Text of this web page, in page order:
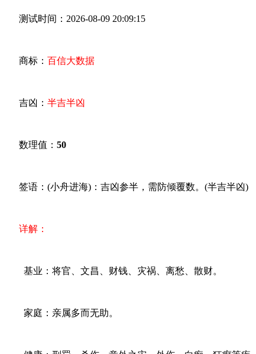
测试时间：2026-08-09 20:09:15
商标： 百信大数据
吉凶： 半吉半凶
数理值： 50
签语：(小舟进海)：吉凶参半，需防倾覆数。(半吉半凶)
详解：
基业：将官、文昌、财钱、灾祸、离愁、散财。
家庭：亲属多而无助。